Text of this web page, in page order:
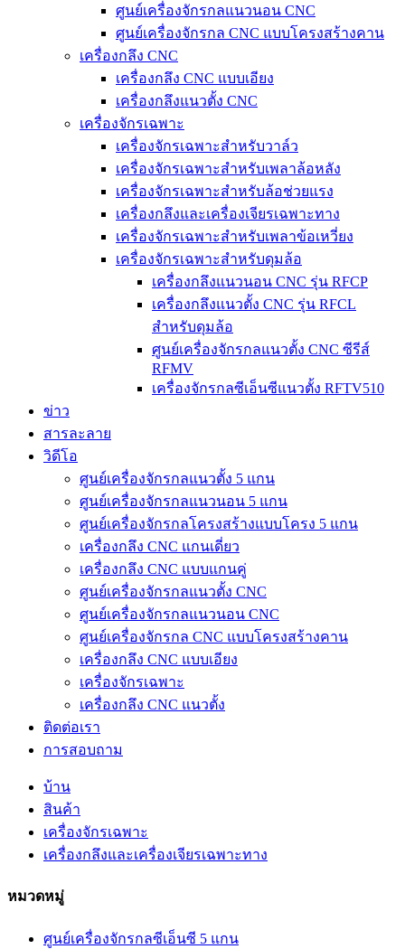
ศูนย์เครื่องจักรกลแนวนอน CNC
ศูนย์เครื่องจักรกล CNC แบบโครงสร้างคาน
เครื่องกลึง CNC
เครื่องกลึง CNC แบบเอียง
เครื่องกลึงแนวตั้ง CNC
เครื่องจักรเฉพาะ
เครื่องจักรเฉพาะสำหรับวาล์ว
เครื่องจักรเฉพาะสำหรับเพลาล้อหลัง
เครื่องจักรเฉพาะสำหรับล้อช่วยแรง
เครื่องกลึงและเครื่องเจียรเฉพาะทาง
เครื่องจักรเฉพาะสำหรับเพลาข้อเหวี่ยง
เครื่องจักรเฉพาะสำหรับดุมล้อ
เครื่องกลึงแนวนอน CNC รุ่น RFCP
เครื่องกลึงแนวตั้ง CNC รุ่น RFCL
สำหรับดุมล้อ
ศูนย์เครื่องจักรกลแนวตั้ง CNC ซีรีส์
RFMV
เครื่องจักรกลซีเอ็นซีแนวตั้ง RFTV510
ข่าว
สารละลาย
วิดีโอ
ศูนย์เครื่องจักรกลแนวตั้ง 5 แกน
ศูนย์เครื่องจักรกลแนวนอน 5 แกน
ศูนย์เครื่องจักรกลโครงสร้างแบบโครง 5 แกน
เครื่องกลึง CNC แกนเดี่ยว
เครื่องกลึง CNC แบบแกนคู่
ศูนย์เครื่องจักรกลแนวตั้ง CNC
ศูนย์เครื่องจักรกลแนวนอน CNC
ศูนย์เครื่องจักรกล CNC แบบโครงสร้างคาน
เครื่องกลึง CNC แบบเอียง
เครื่องจักรเฉพาะ
เครื่องกลึง CNC แนวตั้ง
ติดต่อเรา
การสอบถาม
บ้าน
สินค้า
เครื่องจักรเฉพาะ
เครื่องกลึงและเครื่องเจียรเฉพาะทาง
หมวดหมู่
ศูนย์เครื่องจักรกลซีเอ็นซี 5 แกน